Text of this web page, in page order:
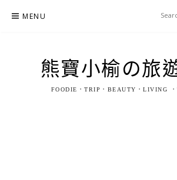
MENU
熊寶小榆の旅
FOODIE．TRIP．BEAUTY．LIVING